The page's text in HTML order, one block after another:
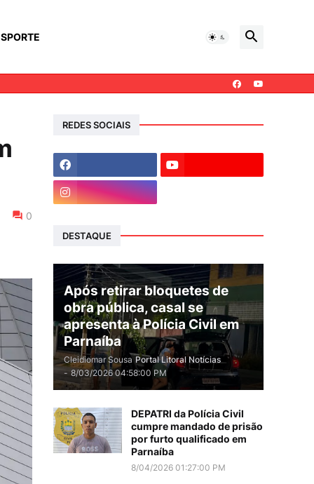
0
REDES SOCIAIS
DESTAQUE
Após retirar bloquetes de
obra pública, casal se
apresenta à Polícia Civil em
Parnaíba
Cleidiomar Sousa Portal Litoral Notícias
- 8/03/2026 04:58:00 PM
DEPATRI da Polícia Civil
cumpre mandado de prisão
por furto qualificado em
Parnaíba
8/04/2026 01:27:00 PM